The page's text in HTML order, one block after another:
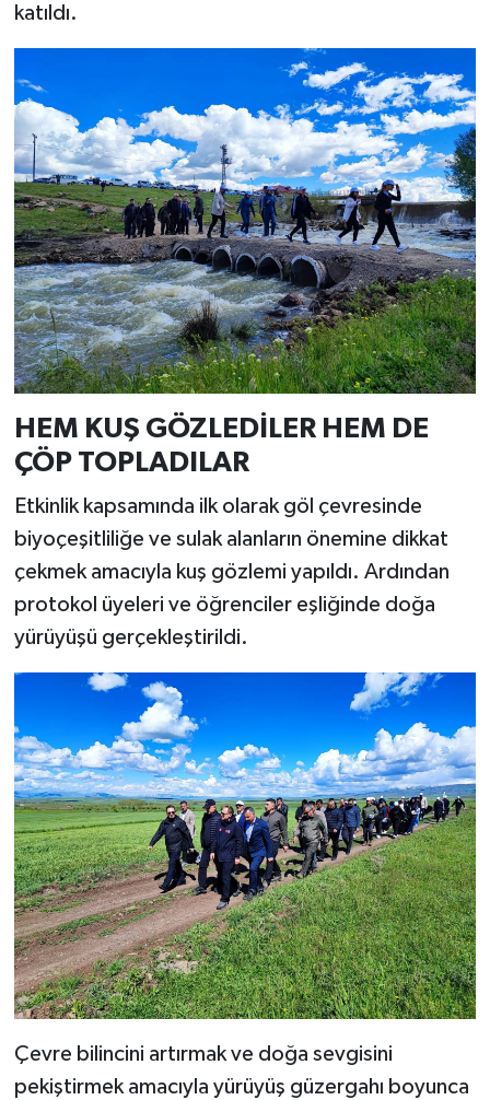
katıldı.
HEM KUŞ GÖZLEDİLER HEM DE
ÇÖP TOPLADILAR
Etkinlik kapsamında ilk olarak göl çevresinde
biyoçeşitliliğe ve sulak alanların önemine dikkat
çekmek amacıyla kuş gözlemi yapıldı. Ardından
protokol üyeleri ve öğrenciler eşliğinde doğa
yürüyüşü gerçekleştirildi.
Çevre bilincini artırmak ve doğa sevgisini
pekiştirmek amacıyla yürüyüş güzergahı boyunca